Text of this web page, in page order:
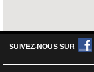
SUIVEZ-NOUS SUR